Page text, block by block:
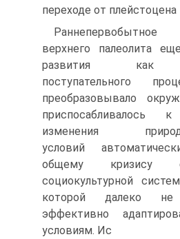
переходе от плейстоцена
верхнего палеолита
развития как
поступательного
преобразо­вывало
изменения
условий
общему кри­зису
социокультурной
которой далеко
эффективно
условиям. Ис­